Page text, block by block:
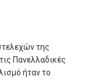
της
Πανελλαδικές
ήταν το